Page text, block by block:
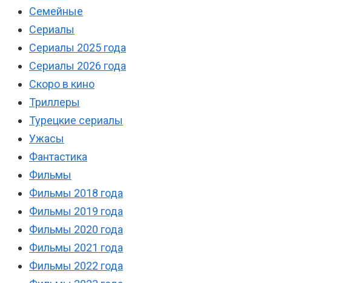
Семейные
Сериалы
Сериалы 2025 года
Сериалы 2026 года
Скоро в кино
Триллеры
Турецкие сериалы
Ужасы
Фантастика
Фильмы
Фильмы 2018 года
Фильмы 2019 года
Фильмы 2020 года
Фильмы 2021 года
Фильмы 2022 года